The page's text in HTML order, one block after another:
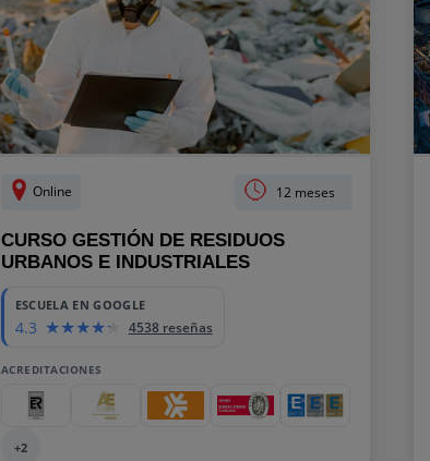
Online 12 meses
CURSO GESTIÓN DE RESIDUOS
URBANOS E INDUSTRIALES
ESCUELA EN GOOGLE
4.3 4538 reseñas
ACREDITACIONES
+2